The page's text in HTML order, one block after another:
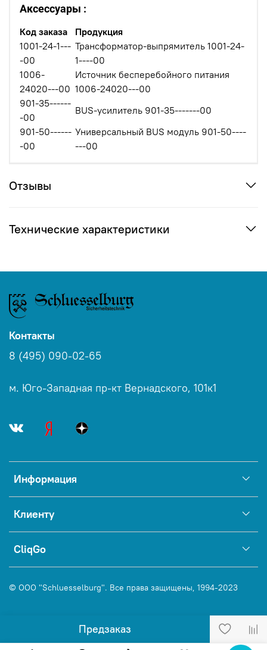
Предзаказ
Аксессуары :
Код заказа
Продукция
1001-24-1---
-00
Трансформатор-выпрямитель 1001-24-
1----00
1006-
24020---00
Источник бесперебойного питания
1006-24020---00
901-35------
-00
BUS-усилитель 901-35-------00
901-50------
-00
Универсальный BUS модуль 901-50----
---00
Отзывы
Технические характеристики
Информация
Клиенту
CliqGo
Контакты
8 (495) 090-02-65
м. Юго-Западная пр-кт Вернадского, 101к1
© ООО "Schluesselburg". Все права защищены, 1994-2023